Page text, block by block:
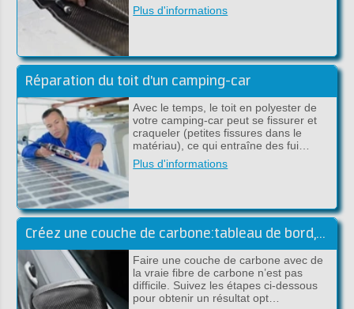
Plus d'informations
Réparation du toit d'un camping-car
Avec le temps, le toit en polyester de
votre camping-car peut se fissurer et
craqueler (petites fissures dans le
matériau), ce qui entraîne des fui…
Plus d'informations
Créez une couche de carbone:tableau de bord,capot et scooter
Faire une couche de carbone avec de
la vraie fibre de carbone n’est pas
difficile. Suivez les étapes ci-dessous
pour obtenir un résultat opt…